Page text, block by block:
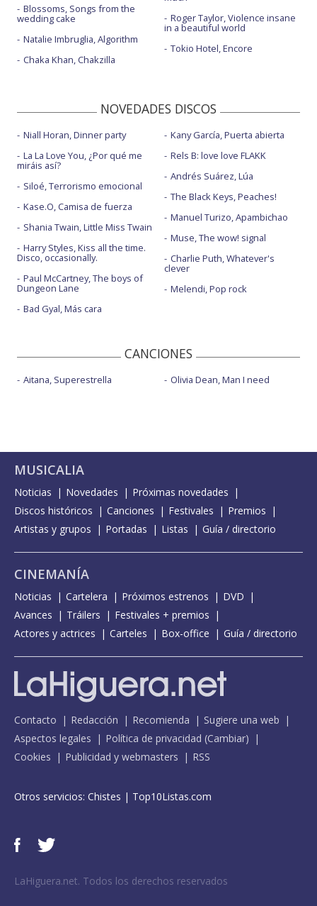
Blossoms, Songs from the
wedding cake
Natalie Imbruglia, Algorithm
Chaka Khan, Chakzilla
Roger Taylor, Violence insane
in a beautiful world
Tokio Hotel, Encore
NOVEDADES DISCOS
Niall Horan, Dinner party
La La Love You, ¿Por qué me
miráis así?
Siloé, Terrorismo emocional
Kase.O, Camisa de fuerza
Shania Twain, Little Miss Twain
Harry Styles, Kiss all the time.
Disco, occasionally.
Paul McCartney, The boys of
Dungeon Lane
Bad Gyal, Más cara
Kany García, Puerta abierta
Rels B: love love FLAKK
Andrés Suárez, Lúa
The Black Keys, Peaches!
Manuel Turizo, Apambichao
Muse, The wow! signal
Charlie Puth, Whatever's
clever
Melendi, Pop rock
CANCIONES
Aitana, Superestrella Olivia Dean, Man I need
MUSICALIA
Noticias Novedades
Próximas novedades
Discos históricos
Canciones Festivales
Premios
Artistas y grupos
Portadas Listas Guía / directorio
CINEMANÍA
Noticias Cartelera Próximos estrenos
DVD
Avances
Tráilers
Festivales + premios
Actores y actrices
Carteles Box-office Guía / directorio
Contacto Redacción Recomienda
Sugiere una web
Aspectos legales
Política de privacidad (Cambiar)
Cookies
Publicidad y webmasters RSS
Otros servicios: Chistes | Top10Listas.com
LaHiguera.net. Todos los derechos reservados